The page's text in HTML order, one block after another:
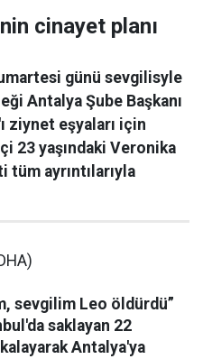
cinayet planı
günü sevgilisyle
Antalya Şube Başkanı
ziynet eşyaları için
23 yaşındaki Veronika
ayrıntılarıyla
sevgilim Leo öldürdü”
saklayan 22
Antalya'ya